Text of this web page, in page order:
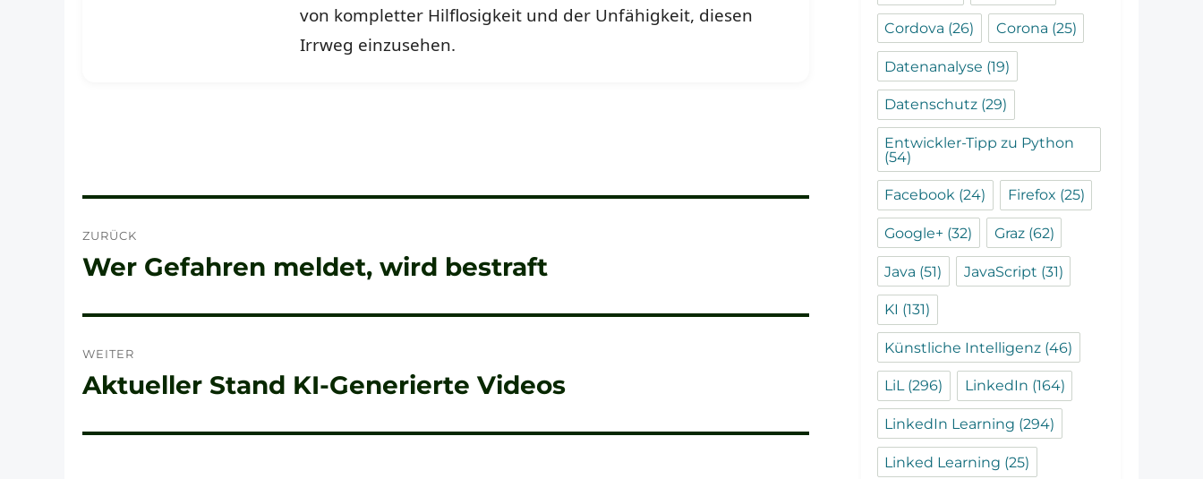
von kompletter Hilflosigkeit und der Unfähigkeit, diesen
Irrweg einzusehen.
ZURÜCK
Vorheriger
Wer Gefahren meldet, wird bestraft
WEITER
Nächster
Aktueller Stand KI-Generierte Videos
Cordova (26) Corona (25)
Datenanalyse (19)
Datenschutz (29)
Entwickler-Tipp zu Python
(54)
Facebook (24) Firefox (25)
Google+ (32) Graz(62)
Java (51) JavaScript (31)
KI (131)
Künstliche Intelligenz (46)
LiL(296) LinkedIn (164)
LinkedIn Learning (294)
Linked Learning (25)